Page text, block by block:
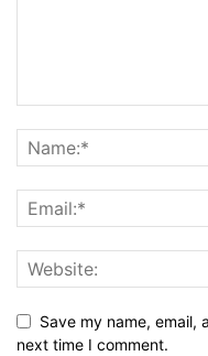
Save my name, email,
next time I comment.